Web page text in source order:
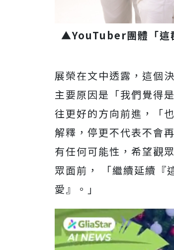
▲YouTuber團體「這
展榮在文中透露，這個
主要原因是「我們覺得
往更好的方向前進，「
解釋，停更不代表不會
有任何可能性，希望觀
眾面前， 「繼續延續『
愛』。」